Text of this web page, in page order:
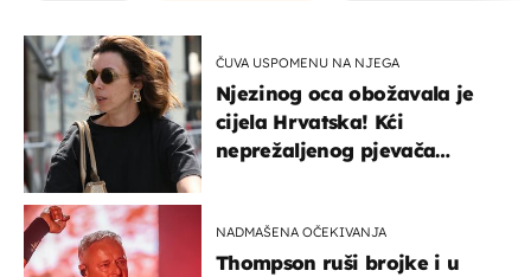
ČUVA USPOMENU NA NJEGA
Njezinog oca obožavala je
cijela Hrvatska! Kći
neprežaljenog pjevača
NADMAŠENA OČEKIVANJA
Thompson ruši brojke i u